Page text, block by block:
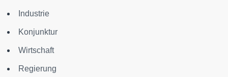
Industrie
Konjunktur
Wirtschaft
Regierung